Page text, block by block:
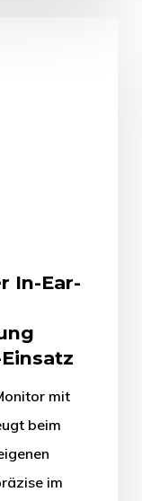
In-Ear-
mit
beim
im